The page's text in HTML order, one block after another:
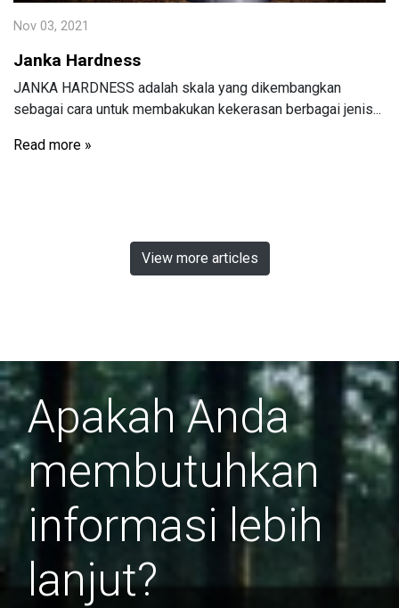
Nov 03, 2021
Janka Hardness
JANKA HARDNESS adalah skala yang dikembangkan
sebagai cara untuk membakukan kekerasan berbagai jenis...
Read more »
View more articles
Apakah Anda
membutuhkan
informasi lebih
lanjut?